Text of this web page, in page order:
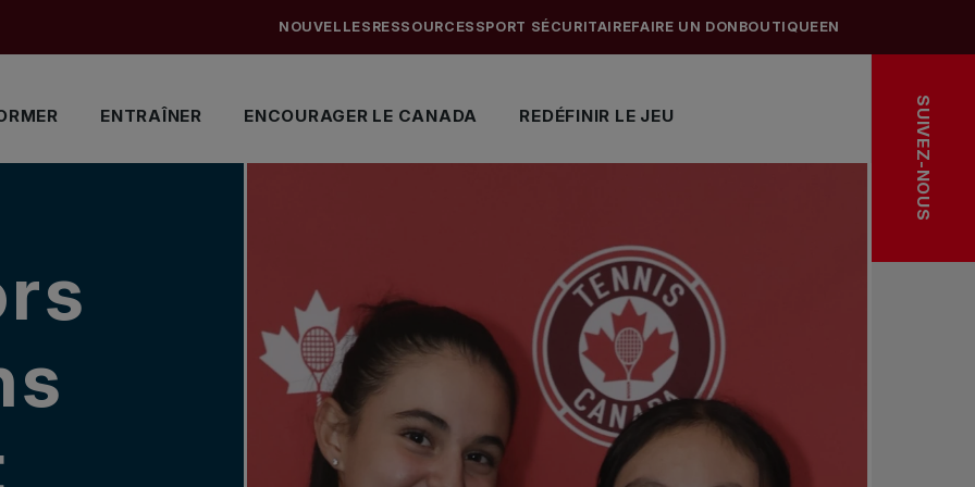
ENTRAÎNER ENCOURAGER LE CANADA REDÉFINIR LE JEU
NOUVELLES RESSOURCES SPORT SÉCURITAIREFAIRE UN DON BOUTIQUEEN
SUIVEZ-NOUS